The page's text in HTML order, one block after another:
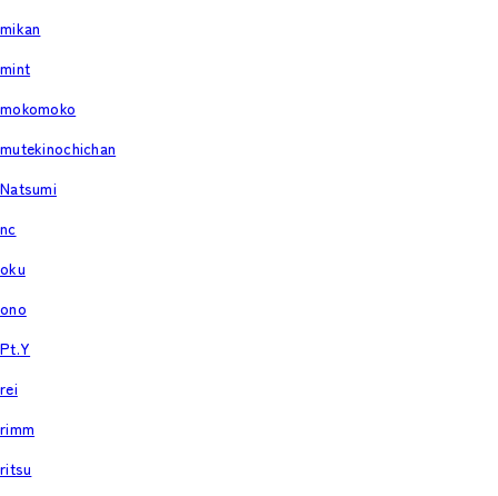
mikan
mint
mokomoko
mutekinochichan
Natsumi
nc
oku
ono
Pt.Y
rei
rimm
ritsu